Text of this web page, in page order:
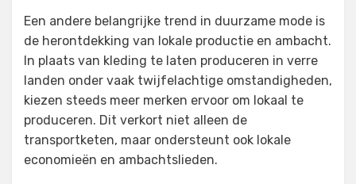
Een andere belangrijke trend in duurzame mode is
de herontdekking van lokale productie en ambacht.
In plaats van kleding te laten produceren in verre
landen onder vaak twijfelachtige omstandigheden,
kiezen steeds meer merken ervoor om lokaal te
produceren. Dit verkort niet alleen de
transportketen, maar ondersteunt ook lokale
economieën en ambachtslieden.